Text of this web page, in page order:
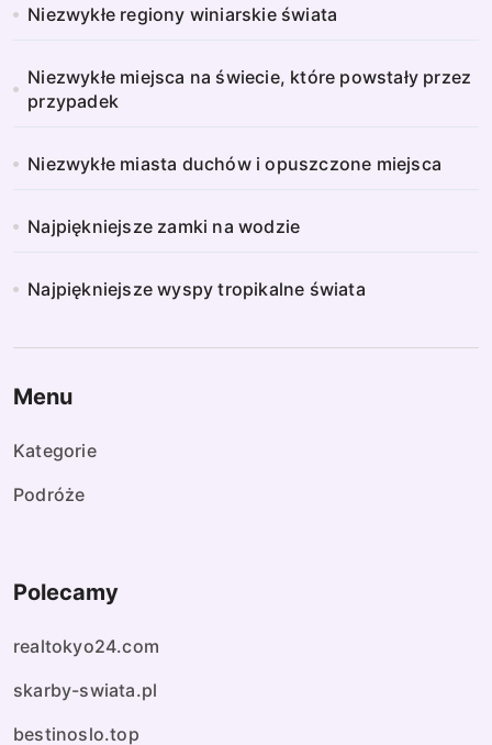
Niezwykłe regiony winiarskie świata
Niezwykłe miejsca na świecie, które powstały przez
przypadek
Niezwykłe miasta duchów i opuszczone miejsca
Najpiękniejsze zamki na wodzie
Najpiękniejsze wyspy tropikalne świata
Menu
Kategorie
Podróże
Polecamy
realtokyo24.com
skarby-swiata.pl
bestinoslo.top